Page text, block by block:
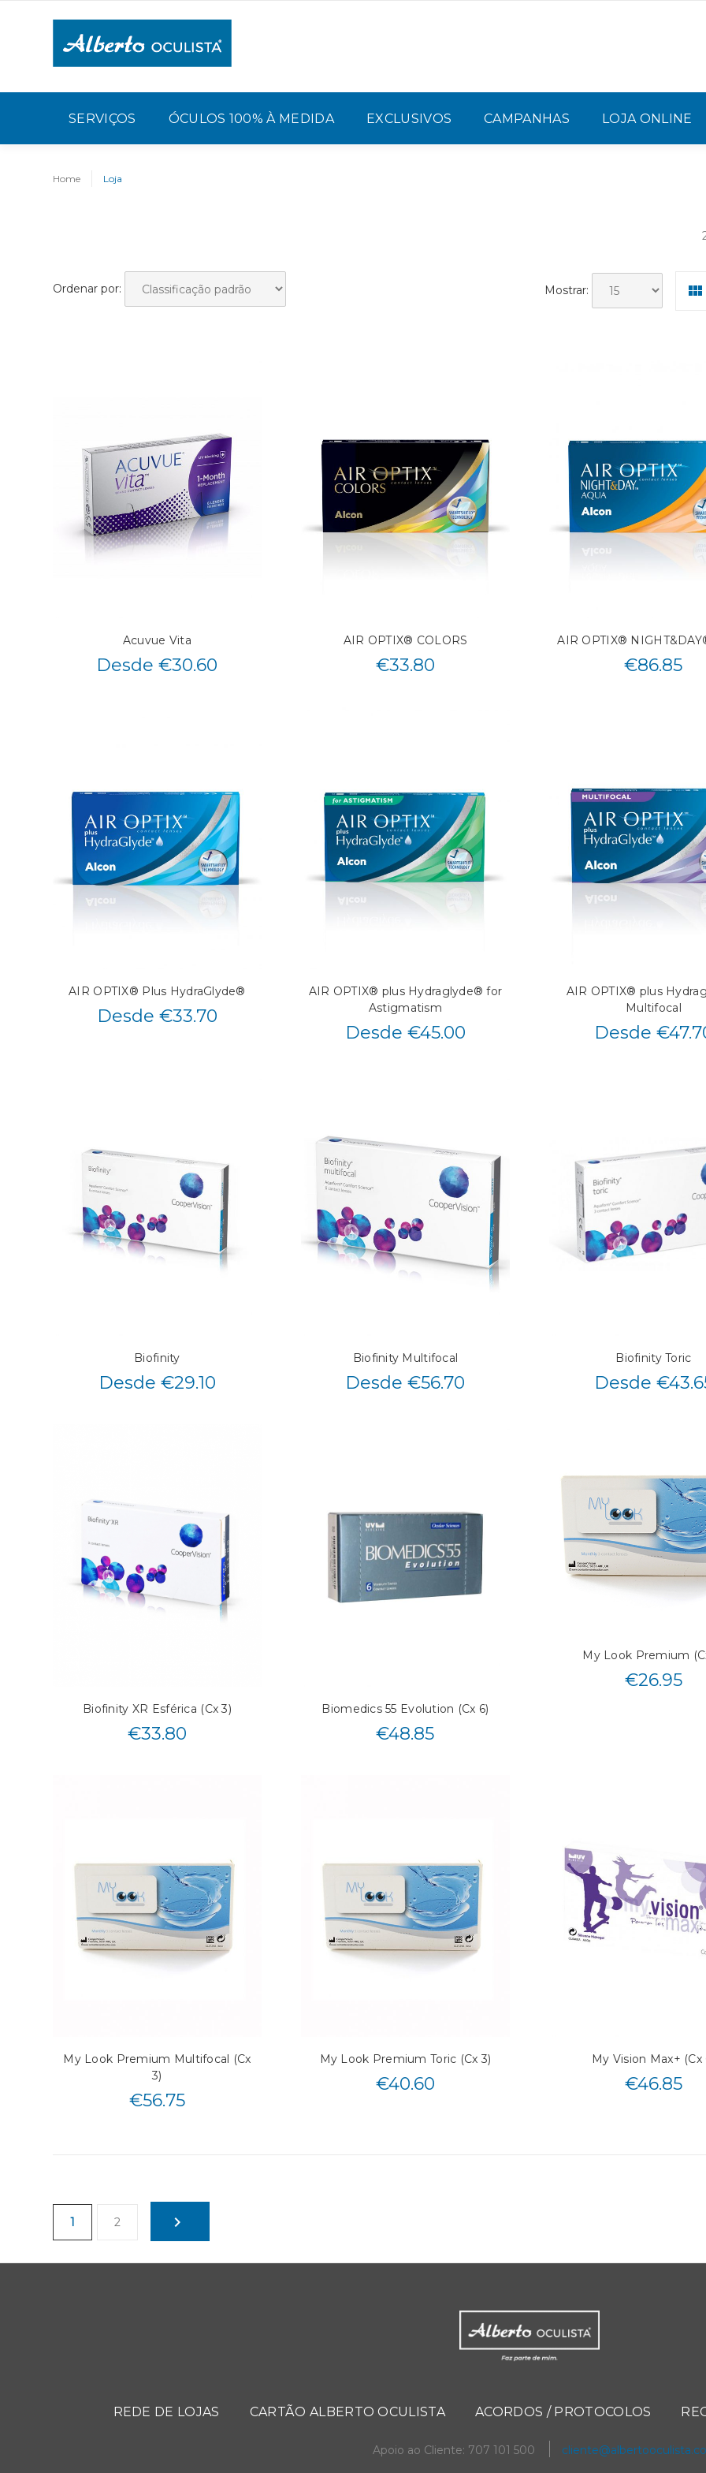
SERVIÇOS ÓCULOS 100% À MEDIDA EXCLUSIVOS CAMPANHAS LOJA ONLINE
Home Loja
Ordenar por: Mostrar:
Acuvue Vita
Desde €30.60
AIR OPTIX® COLORS
€33.80
AIR OPTIX®
€86.85
AIR OPTIX® Plus HydraGlyde®
Desde €33.70
AIR OPTIX® plus Hydraglyde® for
Astigmatism
Desde €45.00
AIR OPTIX® plus
Multifocal
Desde
Biofinity
Desde €29.10
Biofinity Multifocal
Desde €56.70
Biofinity Toric
Desde
Biofinity XR Esférica (Cx 3)
€33.80
Biomedics 55 Evolution (Cx 6)
€48.85
My Look Premium
€26.95
My Look Premium Multifocal (Cx
3)
€56.75
My Look Premium Toric (Cx 3)
€40.60
My Vision Max+ (Cx
€46.85
1 2
REDE DE LOJAS CARTÃO ALBERTO OCULISTA ACORDOS / PROTOCOLOS
Apoio ao Cliente: 707 101 500